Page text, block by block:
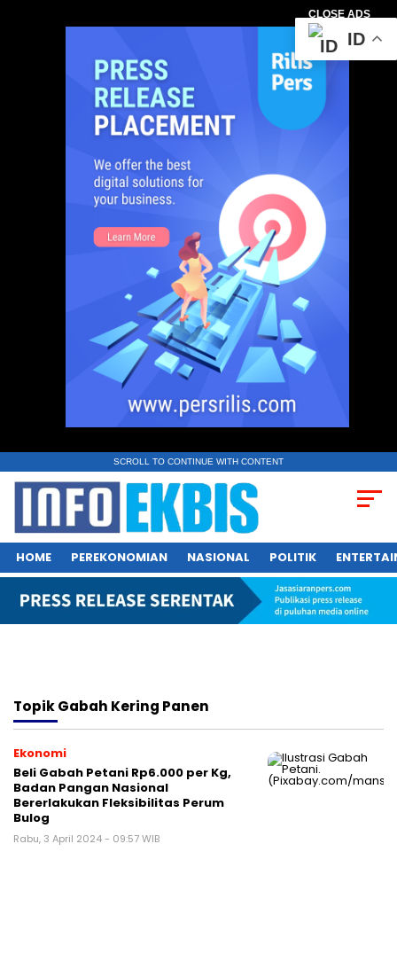
CLOSE ADS
SCROLL TO CONTINUE WITH CONTENT
HOME PEREKONOMIAN NASIONAL POLITIK
TopikGabah Kering Panen
Ekonomi
Beli Gabah Petani Rp6.000 per Kg,
Badan Pangan Nasional
Bererlakukan Fleksibilitas Perum
Bulog
Rabu, 3 April 2024 - 09:57 WIB
ID